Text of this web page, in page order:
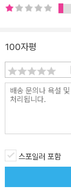
에서 금서로 지정되
펑클, 그린데이, 오프
에서 영감을 받은 것
쪽」을 연출한 엘리
저가 “주인공 홀든
는 너무나 유명하다.
들어간 샐린저를 모
소재로 많은 사람들
파수꾼』 속 홀든의
세계 독자들에게 다가가고 있다. 민음사 세
100자평
스포일러 포함